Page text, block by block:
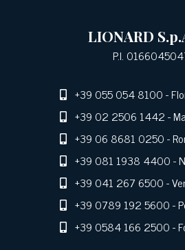
LIONARD
P.I.
+39 055 054 8100-
+39 02 2506 1442-
+39 06 8681 0250-
+39 081 1938 4400-
+39 041 267 6500-
+39 0789 192 5600-
+39 0584 166 2500-